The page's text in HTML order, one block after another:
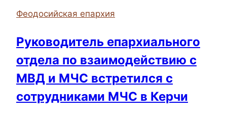
Феодосийская епархия
Руководитель епархиального
отдела по взаимодействию с
МВД и МЧС встретился с
сотрудниками МЧС в Керчи